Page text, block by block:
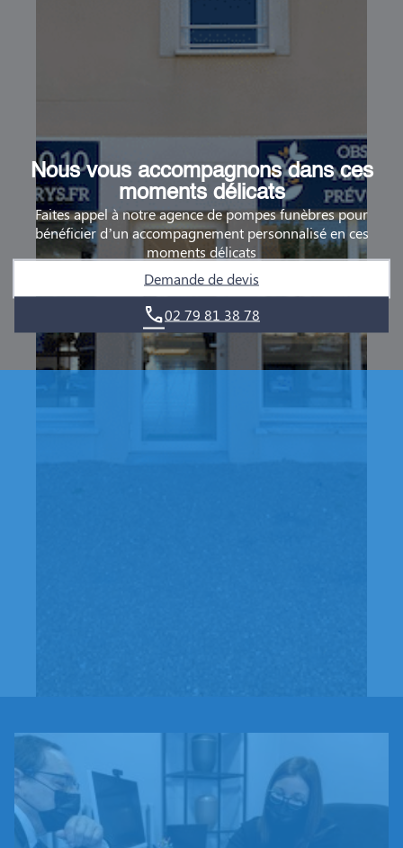
Nous vous accompagnons dans ces
moments délicats
Faites appel à notre agence de pompes funèbres pour
bénéficier d’un accompagnement personnalisé en ces
moments délicats
Demande de devis
02 79 81 38 78